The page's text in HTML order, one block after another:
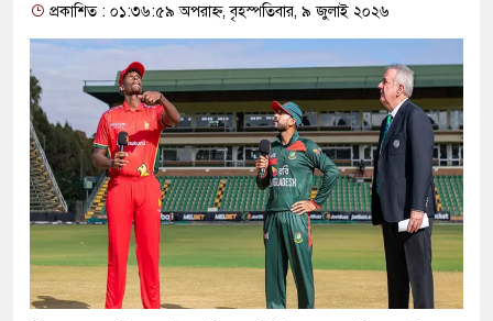
প্রকাশিত : ০১:৩৬:৫৯ অপরাহ্ন, বৃহস্পতিবার, ৯ জুলাই ২০২৬